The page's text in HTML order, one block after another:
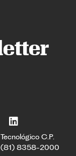
C.P.
(81) 8358-2000